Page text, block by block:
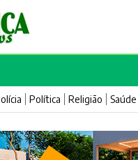
Política Religião Saúde